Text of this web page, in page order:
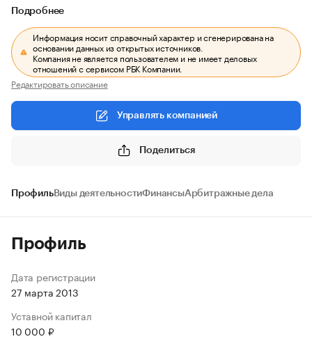
Подробнее
Информация носит справочный характер и сгенерирована на
основании данных из открытых источников.
Компания не является пользователем и не имеет деловых
отношений с сервисом РБК Компании.
Редактировать описание
Управлять компанией
Поделиться
ПрофильВиды деятельностиФинансыАрбитражные дела
Профиль
Дата регистрации
27 марта 2013
Уставной капитал
10 000 ₽